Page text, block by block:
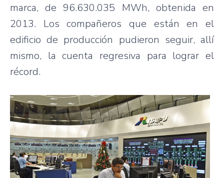
marca, de 96.630.035 MWh, obtenida en
2013. Los compañeros que están en el
edificio de producción pudieron seguir, allí
mismo, la cuenta regresiva para lograr el
récord.